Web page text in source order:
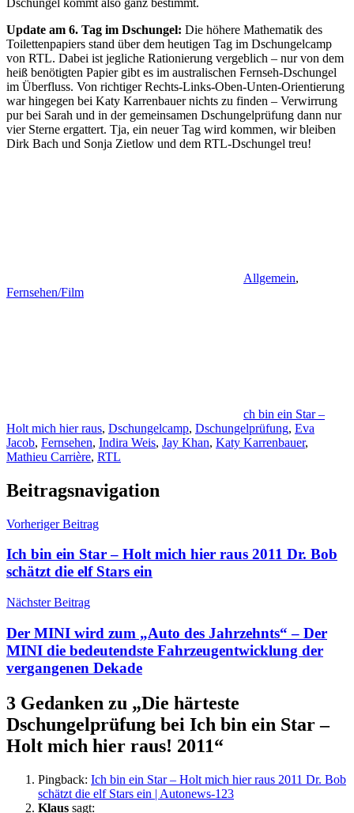
Update am 6. Tag im Dschungel: Die höhere Mathematik des
Toilettenpapiers stand über dem heutigen Tag im Dschungelcamp
von RTL. Dabei ist jegliche Rationierung vergeblich – nur von dem
heiß benötigten Papier gibt es im australischen Fernseh-Dschungel
im Überfluss. Von richtiger Rechts-Links-Oben-Unten-Orientierung
war hingegen bei Katy Karrenbauer nichts zu finden – Verwirrung
pur bei Sarah und in der gemeinsamen Dschungelprüfung dann nur
vier Sterne ergattert. Tja, ein neuer Tag wird kommen, wir bleiben
Dirk Bach und Sonja Zietlow und dem RTL-Dschungel treu!
Allgemein,
Fernsehen/Film
ch bin ein Star –
Holt mich hier raus, Dschungelcamp, Dschungelprüfung, Eva
Jacob, Fernsehen, Indira Weis, Jay Khan, Katy Karrenbauer,
Mathieu Carrière, RTL
Beitragsnavigation
Vorheriger Beitrag
Ich bin ein Star – Holt mich hier raus 2011 Dr. Bob
schätzt die elf Stars ein
Nächster Beitrag
Der MINI wird zum „Auto des Jahrzehnts“ – Der
MINI die bedeutendste Fahrzeugentwicklung der
vergangenen Dekade
3 Gedanken zu „Die härteste
Dschungelprüfung bei Ich bin ein Star –
Holt mich hier raus! 2011“
Pingback: Ich bin ein Star – Holt mich hier raus 2011 Dr. Bob
schätzt die elf Stars ein | Autonews-123
Klaus sagt: